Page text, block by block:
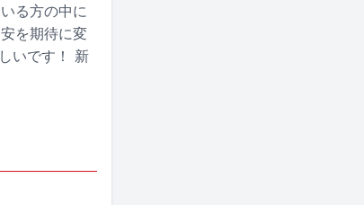
る方の中に
を期待に変
いです！ 新